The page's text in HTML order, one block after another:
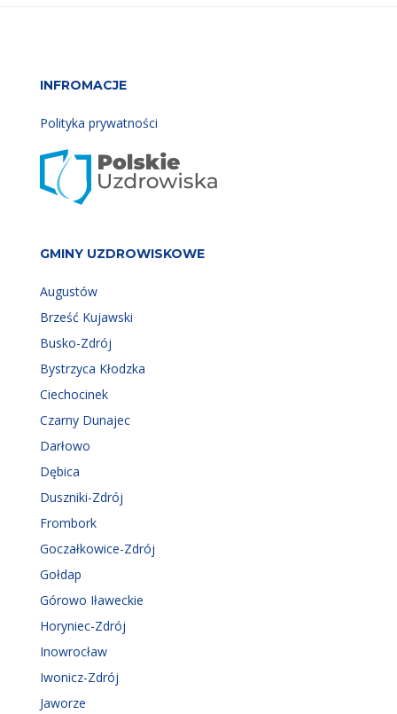
INFROMACJE
Polityka prywatności
GMINY UZDROWISKOWE
Augustów
Brześć Kujawski
Busko-Zdrój
Bystrzyca Kłodzka
Ciechocinek
Czarny Dunajec
Darłowo
Dębica
Duszniki-Zdrój
Frombork
Goczałkowice-Zdrój
Gołdap
Górowo Iławeckie
Horyniec-Zdrój
Inowrocław
Iwonicz-Zdrój
Jaworze